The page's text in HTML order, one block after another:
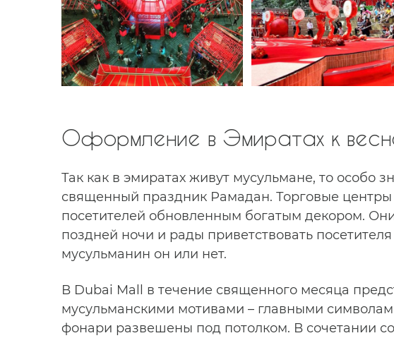
Оформление в Эмиратах к
Так как в эмиратах живут мусульмане, то особо
священный праздник Рамадан. Торговые
посетителей обновленным богатым декором.
поздней ночи и рады приветствовать
мусульманин он или нет.
В Dubai Mall в течение священного месяца
мусульманскими мотивами – главными
фонари развешены под потолком. В сочетании